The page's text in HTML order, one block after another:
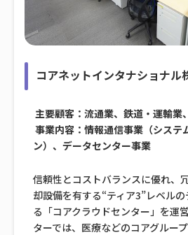
コアネットインタナショナル
主要顧客：流通業、鉄道・運輸業
事業内容：情報通信事業（システ
ン）、データセンター事業
信頼性とコストバランスに優れ、
却設備を有する“ティア3”レベル
る「コアクラウドセンター」を運
ターでは、医療などのコアグルー